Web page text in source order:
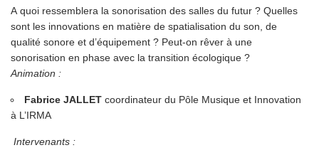
A quoi ressemblera la sonorisation des salles du futur ? Quelles
sont les innovations en matière de spatialisation du son, de
qualité sonore et d’équipement ? Peut-on rêver à une
sonorisation en phase avec la transition écologique ?
Animation :
Fabrice JALLET coordinateur du Pôle Musique et Innovation
à L’IRMA
Intervenants :